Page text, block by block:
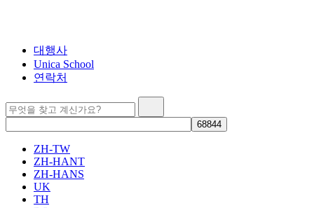
대행사
Unica School
연락처
ZH-TW
ZH-HANT
ZH-HANS
UK
TH